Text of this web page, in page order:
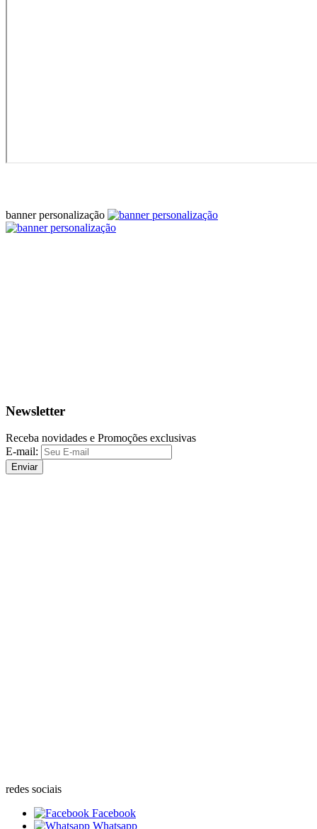
banner personalização
Newsletter
Receba novidades e Promoções exclusivas
E-mail:
Enviar
redes sociais
Facebook
Whatsapp